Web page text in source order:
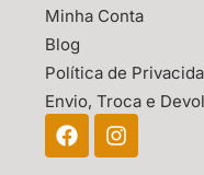
Minha Conta
Blog
Política de
Envio, Troca e